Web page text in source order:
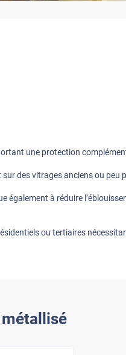
une protection
des vitrages anciens ou peu
également à réduire
ou tertiaires